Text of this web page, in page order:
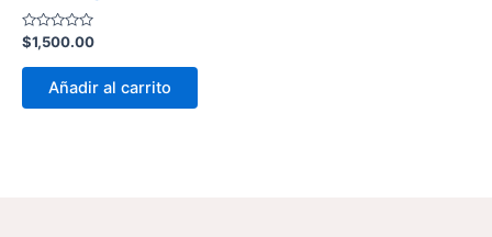
Valorado
con
0
$1,500.00
Añadir al carrito